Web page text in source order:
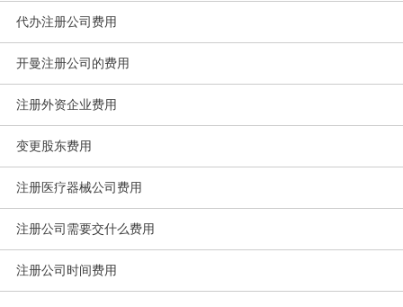
代办注册公司费用
开曼注册公司的费用
注册外资企业费用
变更股东费用
注册医疗器械公司费用
注册公司需要交什么费用
注册公司时间费用